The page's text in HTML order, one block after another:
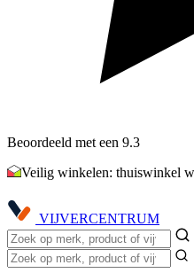
Beoordeeld met een 9.3
Veilig winkelen: thuiswinkel
VIJVERCENTRUM